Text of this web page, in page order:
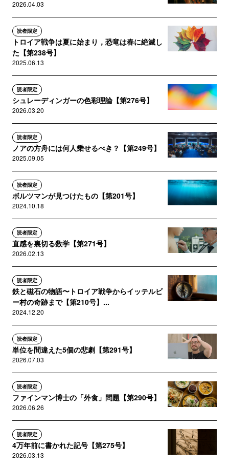
2026.04.03
読者限定
トロイア戦争は夏に始まり，恐竜は春に絶滅し
た【第238号】
2025.06.13
読者限定
シュレーディンガーの色彩理論【第276号】
2026.03.20
読者限定
ノアの方舟には何人乗せるべき？【第249号】
2025.09.05
読者限定
ボルツマンが見つけたもの【第201号】
2024.10.18
読者限定
直感を裏切る数学【第271号】
2026.02.13
読者限定
鉄と磁石の物語〜トロイア戦争からイッテルビ
ー村の奇跡まで【第210号】...
2024.12.20
読者限定
単位を間違えた5個の悲劇【第291号】
2026.07.03
読者限定
ファインマン博士の「外食」問題【第290号】
2026.06.26
読者限定
4万年前に書かれた記号【第275号】
2026.03.13